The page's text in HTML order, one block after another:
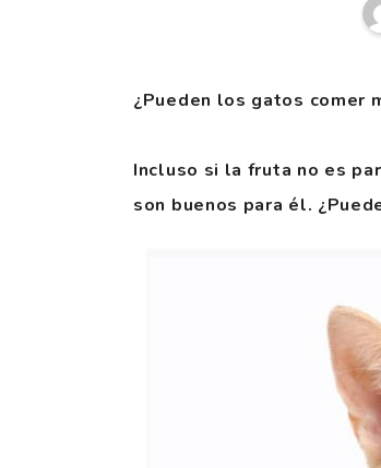
¿Pueden los gatos comer
Incluso si la fruta no es
son buenos para él.